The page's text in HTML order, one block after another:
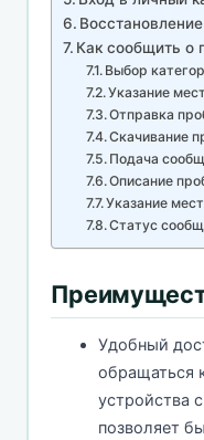
Как сообщить о
Выбор
Указание
Отправка
Скачивание
Подача
Описание
Указание
Статус
Удобный
обращаться
устройства
позволяет